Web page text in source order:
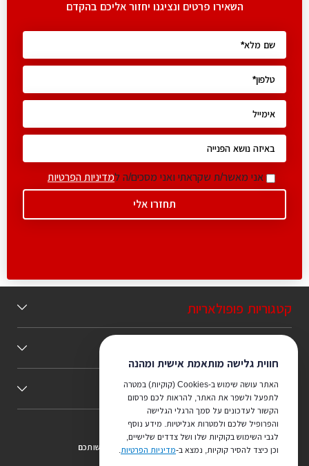
השאירו פרטים ונציגנו יחזור אליכם בהקדם
אני מאשר/ת שקראתי ואני מסכים/ה למדיניות הפרטיות
חווית גלישה מותאמת אישית ומהנה
האתר עושה שימוש ב-Cookies (קוקיות) במטרה
לתפעל ולשפר את האתר, להראות לכם פרסום
הקשור לעדכונים על סמך הרגלי הגלישה
והפרופיל שלכם ולמטרות אנליטיות. מידע נוסף
לגבי השימוש בקוקיות שלו ושל צדדים שלישיים,
וכן כיצד להסיר קוקיות, נמצא ב-מדיניות הפרטיות.
קטגוריות פופולאריות
כללי
צריכים ייעוץ מהמקצוענים שלנו? נשמח לעמוד לרשותכם